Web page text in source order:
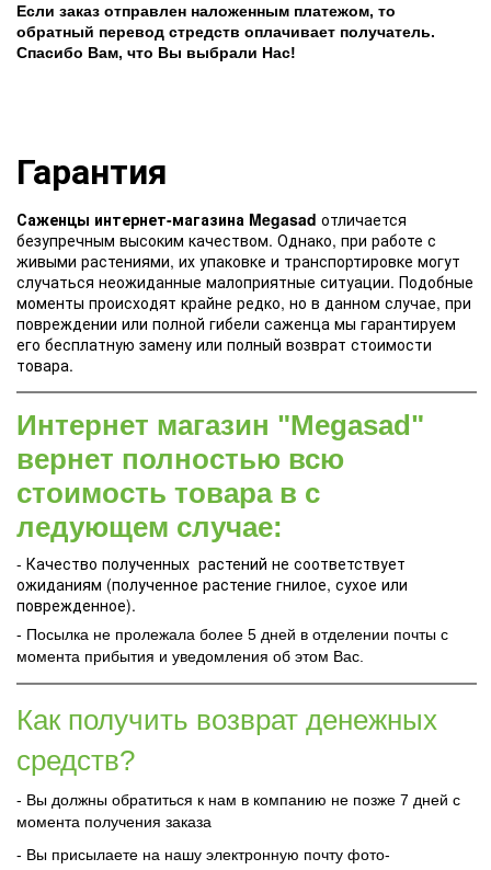
Если заказ отправлен наложенным платежом, то
обратный перевод стредств оплачивает получатель.
Спасибо Вам, что Вы выбрали Нас!
Гарантия
Саженцы интернет-магазина Megasad отличается
безупречным высоким качеством. Однако, при работе с
живыми растениями, их упаковке и транспортировке могут
случаться неожиданные малоприятные ситуации. Подобные
моменты происходят крайне редко, но в данном случае, при
повреждении или полной гибели саженца мы гарантируем
его бесплатную замену или полный возврат стоимости
товара.
Интернет магазин "Megasad"
вернет полностью всю
стоимость товара в с
ледующем случае:
- Качество полученных растений не соответствует
ожиданиям (полученное растение гнилое, сухое или
поврежденное).
- Посылка не пролежала более 5 дней в отделении почты с
момента прибытия и уведомления об этом Вас.
Как получить возврат денежных
средств?
- Вы должны обратиться к нам в компанию не позже 7 дней с
момента получения заказа
- Вы присылаете на нашу электронную почту фото-